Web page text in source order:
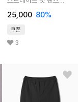
39)
25,000 80%
쿠폰
3